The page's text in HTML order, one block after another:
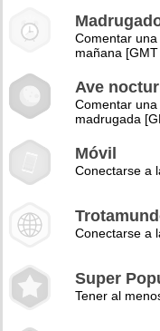
Comentar
mañana
Ave
Comentar
madrugada
Móvil
Conectarse a
Conectarse a
Super
Tener al